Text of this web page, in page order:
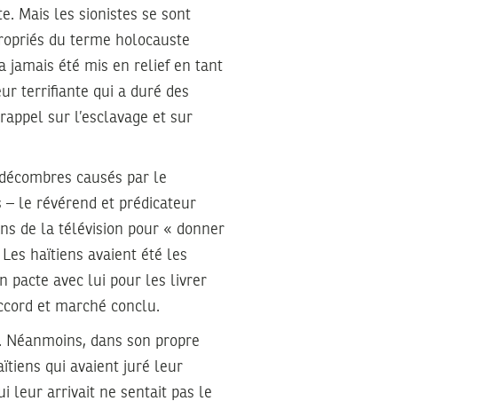
Mais les sionistes se sont
du terme holocauste
jamais été mis en relief en tant
terrifiante qui a duré des
sur l’esclavage et sur
causés par le
le révérend et prédicateur
de la télévision pour « donner
haïtiens avaient été les
pacte avec lui pour les livrer
et marché conclu.
dans son propre
qui avaient juré leur
leur arrivait ne sentait pas le